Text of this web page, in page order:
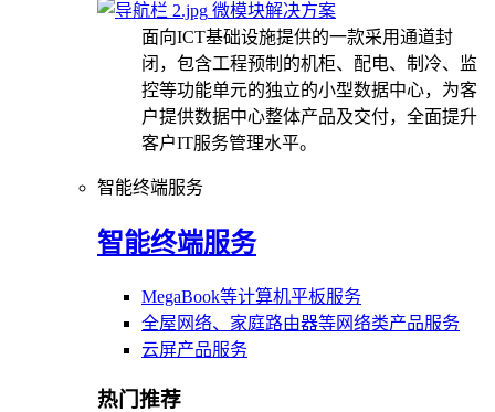
微模块解决方案
面向ICT基础设施提供的一款采用通道封
闭，包含工程预制的机柜、配电、制冷、监
控等功能单元的独立的小型数据中心，为客
户提供数据中心整体产品及交付，全面提升
客户IT服务管理水平。
智能终端服务
智能终端服务
MegaBook等计算机平板服务
全屋网络、家庭路由器等网络类产品服务
云屏产品服务
热门推荐